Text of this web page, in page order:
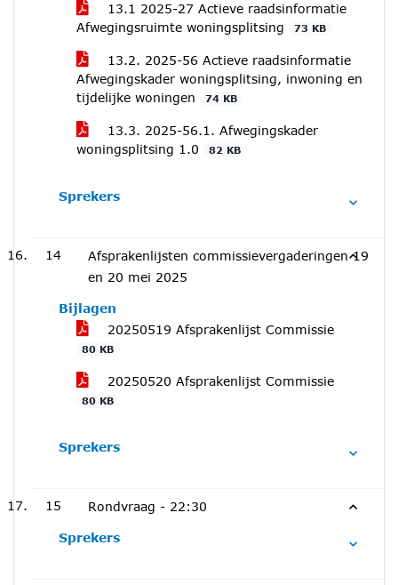
13.1 2025-27 Actieve raadsinformatie
Afwegingsruimte woningsplitsing
73 KB
13.2. 2025-56 Actieve raadsinformatie
Afwegingskader woningsplitsing, inwoning en
tijdelijke woningen
74 KB
13.3. 2025-56.1. Afwegingskader
woningsplitsing 1.0
82 KB
Sprekers
14
Afsprakenlijsten commissievergaderingen 19
en 20 mei 2025
Bijlagen
20250519 Afsprakenlijst Commissie
80 KB
20250520 Afsprakenlijst Commissie
80 KB
Sprekers
15 Rondvraag - 22:30
Sprekers